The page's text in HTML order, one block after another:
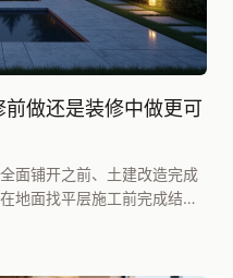
做还是装修中做更可
面铺开之前、土建改造完成
地面找平层施工前完成结构